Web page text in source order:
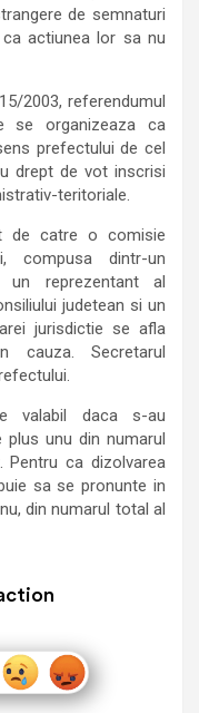
de semnaturi
actiunea lor sa nu
2003, referendumul
se organizeaza ca
prefectului de cel
drept de vot inscrisi
teritoriale.
de catre o comisie
compusa dintr-un
un reprezentant al
judetean si un
jurisdictie se afla
cauza. Secretarul
valabil daca s-au
unu din numarul
ca dizolvarea
sa se pronunte in
din numarul total al